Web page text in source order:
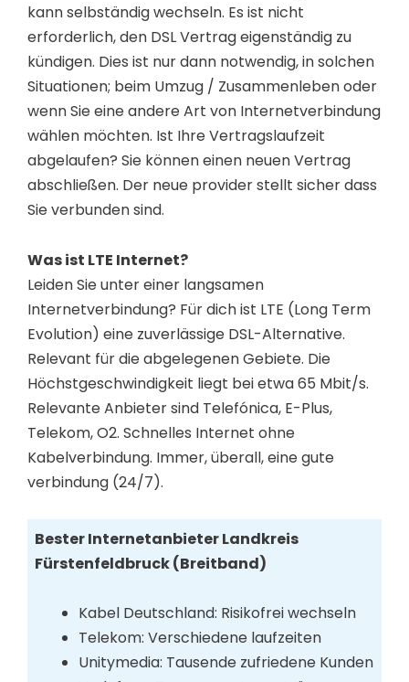
kann selbständig wechseln. Es ist nicht
erforderlich, den DSL Vertrag eigenständig zu
kündigen. Dies ist nur dann notwendig, in solchen
Situationen; beim Umzug / Zusammenleben oder
wenn Sie eine andere Art von Internetverbindung
wählen möchten. Ist Ihre Vertragslaufzeit
abgelaufen? Sie können einen neuen Vertrag
abschließen. Der neue provider stellt sicher dass
Sie verbunden sind.
Was ist LTE Internet?
Leiden Sie unter einer langsamen
Internetverbindung? Für dich ist LTE (Long Term
Evolution) eine zuverlässige DSL-Alternative.
Relevant für die abgelegenen Gebiete. Die
Höchstgeschwindigkeit liegt bei etwa 65 Mbit/s.
Relevante Anbieter sind Telefónica, E-Plus,
Telekom, O2. Schnelles Internet ohne
Kabelverbindung. Immer, überall, eine gute
verbindung (24/7).
Bester Internetanbieter Landkreis
Fürstenfeldbruck (Breitband)
Kabel Deutschland: Risikofrei wechseln
Telekom: Verschiedene laufzeiten
Unitymedia: Tausende zufriedene Kunden